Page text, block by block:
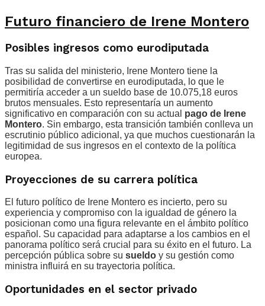
Futuro financiero de Irene Montero
Posibles ingresos como eurodiputada
Tras su salida del ministerio, Irene Montero tiene la
posibilidad de convertirse en eurodiputada, lo que le
permitiría acceder a un sueldo base de 10.075,18 euros
brutos mensuales. Esto representaría un aumento
significativo en comparación con su actual pago de Irene
Montero. Sin embargo, esta transición también conlleva un
escrutinio público adicional, ya que muchos cuestionarán la
legitimidad de sus ingresos en el contexto de la política
europea.
Proyecciones de su carrera política
El futuro político de Irene Montero es incierto, pero su
experiencia y compromiso con la igualdad de género la
posicionan como una figura relevante en el ámbito político
español. Su capacidad para adaptarse a los cambios en el
panorama político será crucial para su éxito en el futuro. La
percepción pública sobre su sueldo y su gestión como
ministra influirá en su trayectoria política.
Oportunidades en el sector privado